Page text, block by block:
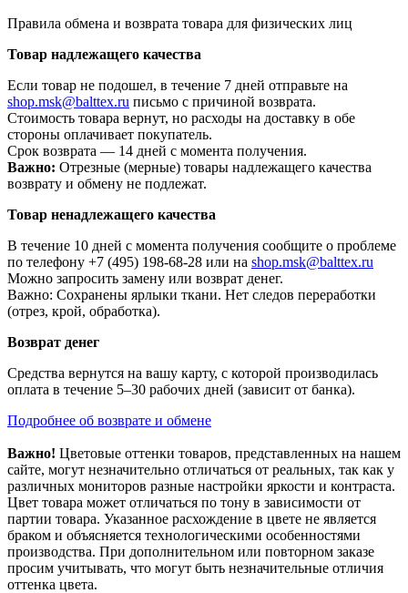
Правила обмена и возврата товара для физических лиц
Товар надлежащего качества
Если товар не подошел, в течение 7 дней отправьте на
shop.msk@balttex.ru письмо с причиной возврата.
Стоимость товара вернут, но расходы на доставку в обе
стороны оплачивает покупатель.
Срок возврата — 14 дней с момента получения.
Важно: Отрезные (мерные) товары надлежащего качества
возврату и обмену не подлежат.
Товар ненадлежащего качества
В течение 10 дней с момента получения сообщите о проблеме
по телефону +7 (495) 198-68-28 или на shop.msk@balttex.ru
Можно запросить замену или возврат денег.
Важно: Сохранены ярлыки ткани. Нет следов переработки
(отрез, крой, обработка).
Возврат денег
Средства вернутся на вашу карту, с которой производилась
оплата в течение 5–30 рабочих дней (зависит от банка).
Подробнее об возврате и обмене
Важно! Цветовые оттенки товаров, представленных на нашем
сайте, могут незначительно отличаться от реальных, так как у
различных мониторов разные настройки яркости и контраста.
Цвет товара может отличаться по тону в зависимости от
партии товара. Указанное расхождение в цвете не является
браком и объясняется технологическими особенностями
производства. При дополнительном или повторном заказе
просим учитывать, что могут быть незначительные отличия
оттенка цвета.